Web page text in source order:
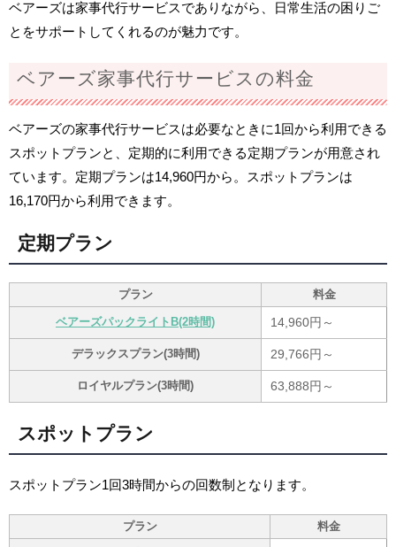
ベアーズは家事代行サービスでありながら、日常生活の困りご
とをサポートしてくれるのが魅力です。
ベアーズ家事代行サービスの料金
ベアーズの家事代行サービスは必要なときに1回から利用できる
スポットプランと、定期的に利用できる定期プランが用意され
ています。定期プランは14,960円から。スポットプランは
16,170円から利用できます。
定期プラン
プラン 料金
ベアーズパックライトB(2時間) 14,960円～
デラックスプラン(3時間) 29,766円～
ロイヤルプラン(3時間) 63,888円～
スポットプラン
スポットプラン1回3時間からの回数制となります。
プラン 料金